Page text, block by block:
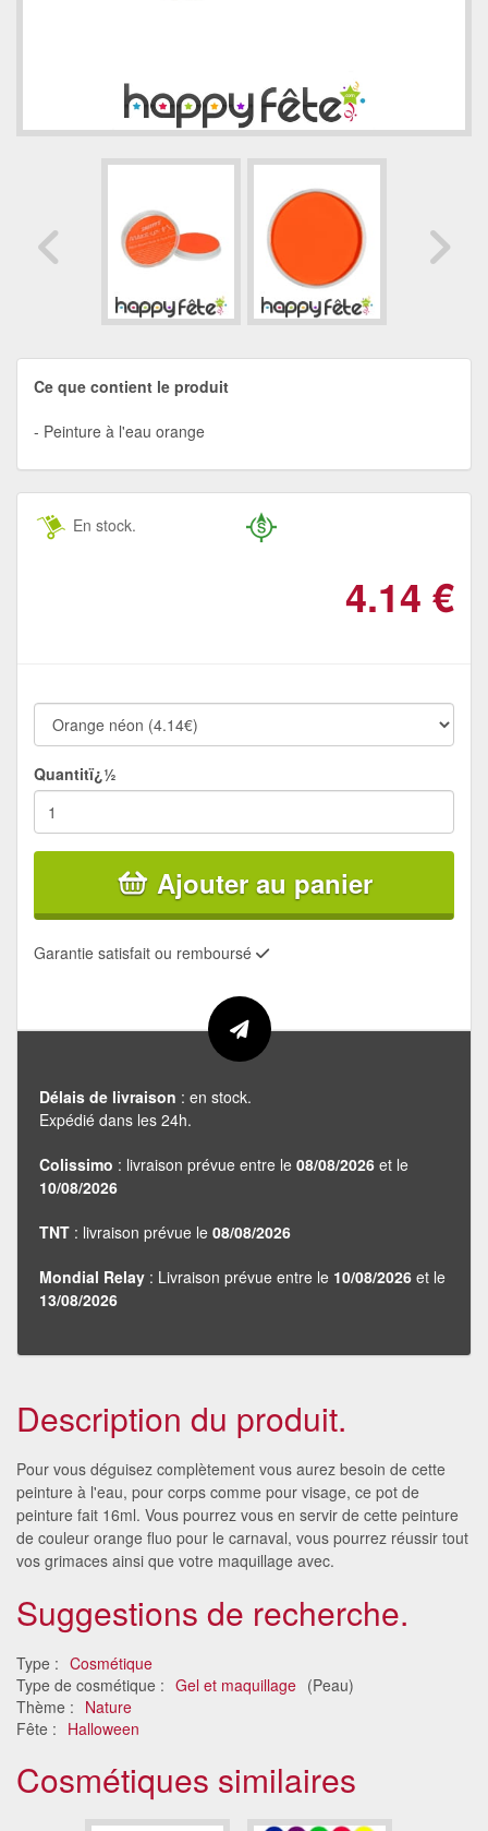
Ce que contient le produit
Peinture à l'eau orange
En stock.
4.14 €
Quantitï¿½
Ajouter au panier
Garantie satisfait ou remboursé
Délais de livraison : en stock.
Expédié dans les 24h.
Colissimo : livraison prévue entre le 08/08/2026 et le
10/08/2026
TNT : livraison prévue le 08/08/2026
Mondial Relay : Livraison prévue entre le 10/08/2026 et le
13/08/2026
Description du produit.
Pour vous déguisez complètement vous aurez besoin de cette
peinture à l'eau, pour corps comme pour visage, ce pot de
peinture fait 16ml. Vous pourrez vous en servir de cette peinture
de couleur orange fluo pour le carnaval, vous pourrez réussir tout
vos grimaces ainsi que votre maquillage avec.
Suggestions de recherche.
Type : Cosmétique
Type de cosmétique : Gel et maquillage (Peau)
Thème : Nature
Fête : Halloween
Cosmétiques similaires